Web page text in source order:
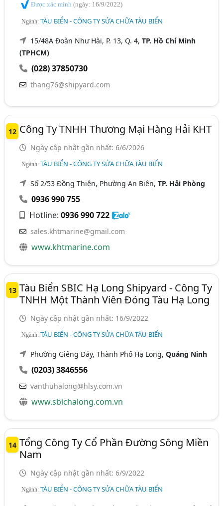
Được xác minh(ngày: 16/9/2022)
Ngành:TÀU BIỂN - CÔNG TY SỬA CHỮA TÀU BIỂN
15/48A Đoàn Như Hài, P. 13, Q. 4,TP. Hồ Chí Minh
(TPHCM)
(028) 37850730
thang76@shipyard.com
12 Công Ty TNHH Thương Mại Hàng Hải KHT
Ngày cập nhật gần nhất: 6/6/2026
Ngành:TÀU BIỂN - CÔNG TY SỬA CHỮA TÀU BIỂN
Số 2/53 Đồng Thiện, Phường An Biên,TP. Hải Phòng
0936 990 755
Hotline:0936 990 722
sales.khtmarine@gmail.com
www.khtmarine.com
13 Tàu Biển SBIC Hạ Long Shipyard - Công Ty
TNHH Một Thành Viên Đóng Tàu Hạ Long
Ngày cập nhật gần nhất: 16/9/2022
Ngành:TÀU BIỂN - CÔNG TY SỬA CHỮA TÀU BIỂN
Phường Giếng Đáy, Thành Phố Hạ Long,Quảng Ninh
(0203) 3846556
vanthuhalong@hlsy.com.vn
www.sbichalong.com.vn
14 Tổng Công Ty Cổ Phần Đường Sông Miền
Nam
Ngày cập nhật gần nhất: 6/9/2022
Ngành:TÀU BIỂN - CÔNG TY SỬA CHỮA TÀU BIỂN